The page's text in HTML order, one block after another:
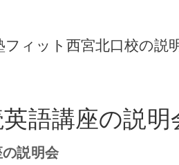
フィット西宮北口校の説
説明会
語講座の説明